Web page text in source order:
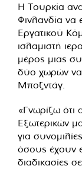
Η Τουρκία
Φινλανδία να
Εργατικού
ισλαμιστή
μέρος μιας
δύο χωρών
Μποζντάγ.
«Γνωρίζω ότι
Εξωτερικών
για
όσους έχουν
διαδικασίες